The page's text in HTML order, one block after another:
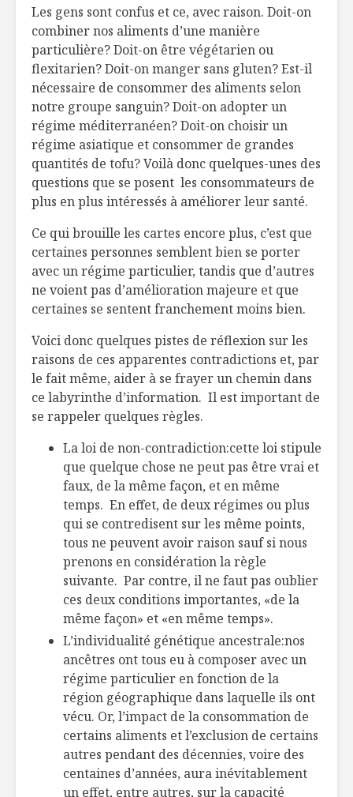
Les gens sont confus et ce, avec raison. Doit-on
combiner nos aliments d’une manière
particulière? Doit-on être végétarien ou
flexitarien? Doit-on manger sans gluten? Est-il
nécessaire de consommer des aliments selon
notre groupe sanguin? Doit-on adopter un
régime méditerranéen? Doit-on choisir un
régime asiatique et consommer de grandes
quantités de tofu? Voilà donc quelques-unes des
questions que se posent les consommateurs de
plus en plus intéressés à améliorer leur santé.
Ce qui brouille les cartes encore plus, c’est que
certaines personnes semblent bien se porter
avec un régime particulier, tandis que d’autres
ne voient pas d’amélioration majeure et que
certaines se sentent franchement moins bien.
Voici donc quelques pistes de réflexion sur les
raisons de ces apparentes contradictions et, par
le fait même, aider à se frayer un chemin dans
ce labyrinthe d’information. Il est important de
se rappeler quelques règles.
La loi de non-contradiction:cette loi stipule
que quelque chose ne peut pas être vrai et
faux, de la même façon, et en même
temps. En effet, de deux régimes ou plus
qui se contredisent sur les même points,
tous ne peuvent avoir raison sauf si nous
prenons en considération la règle
suivante. Par contre, il ne faut pas oublier
ces deux conditions importantes, «de la
même façon» et «en même temps».
L’individualité génétique ancestrale:nos
ancêtres ont tous eu à composer avec un
régime particulier en fonction de la
région géographique dans laquelle ils ont
vécu. Or, l’impact de la consommation de
certains aliments et l’exclusion de certains
autres pendant des décennies, voire des
centaines d’années, aura inévitablement
un effet, entre autres, sur la capacité
et pistaches
Outils pour
femmes on the go!